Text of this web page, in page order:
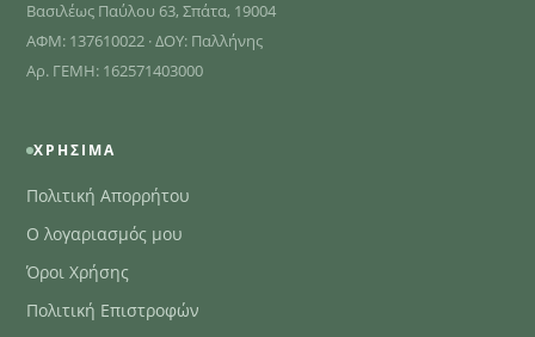
Βασιλέως Παύλου 63, Σπάτα, 19004
ΑΦΜ: 137610022 · ΔΟΥ: Παλλήνης
Αρ. ΓΕΜΗ: 162571403000
ΧΡΉΣΙΜΑ
Πολιτική Απορρήτου
Ο λογαριασμός μου
Όροι Χρήσης
Πολιτική Επιστροφών